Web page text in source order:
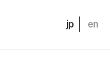
jp en